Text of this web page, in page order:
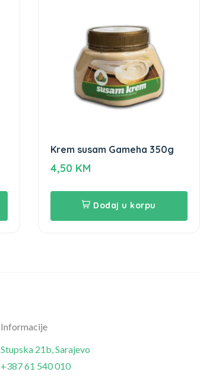
Krem susam Gameha 350g
4,50 KM
Dodaj u korpu
Informacije
Stupska 21b, Sarajevo
+387 61 540 010